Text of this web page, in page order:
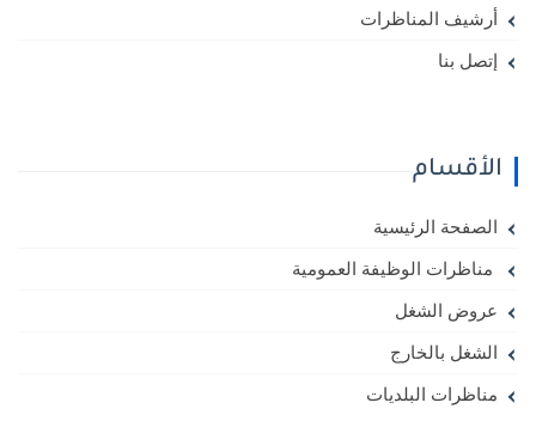
أرشيف المناظرات
إتصل بنا
الأقسام
الصفحة الرئيسية
مناظرات الوظيفة العمومية
عروض الشغل
الشغل بالخارج
مناظرات البلديات